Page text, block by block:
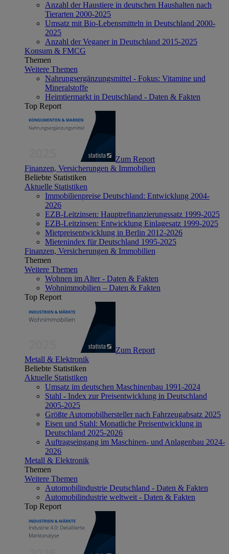
Anzahl der Haustiere in deutschen Haushalten nach
Tierarten 2000-2025
Umsatz mit Bio-Lebensmitteln in Deutschland 2000-
2025
Anzahl der Veganer in Deutschland 2015-2025
Konsum & FMCG
Themen
Weitere Themen
Nahrungsergänzungsmittel - Fokus: Vitamine und
Mineralstoffe
Heimtiermarkt in Deutschland - Daten & Fakten
Top Report
Zum Report
Finanzen, Versicherungen & Immobilien
Beliebte Statistiken
Aktuelle Statistiken
Immobilienpreise Deutschland: Entwicklung 2004-
2026
EZB-Leitzinsen: Hauptrefinanzierungssatz 1999-2025
EZB-Leitzinsen: Entwicklung Einlagesatz 1999-2025
Mietpreisentwicklung in Berlin 2012-2026
Mietenindex für Deutschland 1995-2025
Finanzen, Versicherungen & Immobilien
Themen
Weitere Themen
Wohnen im Alter - Daten & Fakten
Wohnimmobilien – Daten & Fakten
Top Report
Zum Report
Metall & Elektronik
Beliebte Statistiken
Aktuelle Statistiken
Umsatz im deutschen Maschinenbau 1991-2024
Stahl - Index zur Preisentwicklung in Deutschland
2005-2025
Größte Automobilhersteller nach Fahrzeugabsatz 2025
Eisen und Stahl: Monatliche Preisentwicklung in
Deutschland 2025-2026
Auftragseingang im Maschinen- und Anlagenbau 2024-
2026
Metall & Elektronik
Themen
Weitere Themen
Automobilindustrie Deutschland - Daten & Fakten
Automobilindustrie weltweit - Daten & Fakten
Top Report